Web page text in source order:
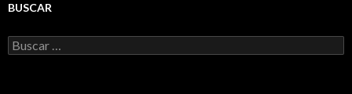
BUSCAR
Buscar: